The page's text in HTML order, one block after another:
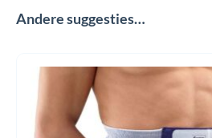
Andere suggesties…